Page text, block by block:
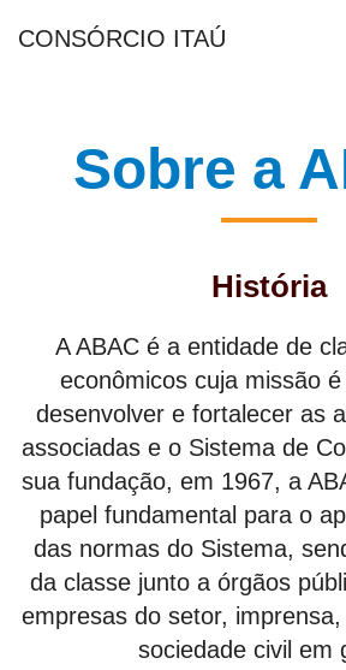
CONSÓRCIO ITAÚ
Sobre a
História
A ABAC é a entidade de
econômicos cuja missão
desenvolver e fortalecer as
associadas e o Sistema de
sua fundação, em 1967, a
papel fundamental para o
das normas do Sistema,
da classe junto a órgãos
empresas do setor,
sociedade civil em